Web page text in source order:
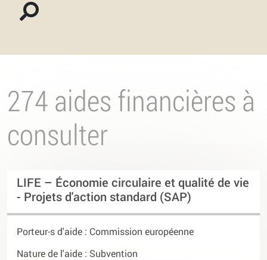
274 aides financières à
consulter
LIFE – Économie circulaire et qualité de vie
- Projets d'action standard (SAP)
Porteur-s d'aide : Commission européenne
Nature de l'aide : Subvention